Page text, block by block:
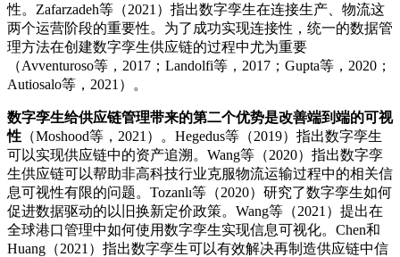
性。Zafarzadeh等（2021）指出数字孪生在连接生产、物流这
两个运营阶段的重要性。为了成功实现连接性，统一的数据管
理方法在创建数字孪生供应链的过程中尤为重要
（Avventuroso等，2017；Landolfi等，2017；Gupta等，2020；
Autiosalo等，2021）。
数字孪生给供应链管理带来的第二个优势是改善端到端的可视
性 （Moshood等，2021）。Hegedus等（2019）指出数字孪生
可以实现供应链中的资产追溯。Wang等（2020）指出数字孪
生供应链可以帮助非高科技行业克服物流运输过程中的相关信
息可视性有限的问题。Tozanlı等（2020）研究了数字孪生如何
促进数据驱动的以旧换新定价政策。Wang等（2021）提出在
全球港口管理中如何使用数字孪生实现信息可视化。Chen和
Huang（2021）指出数字孪生可以有效解决再制造供应链中信